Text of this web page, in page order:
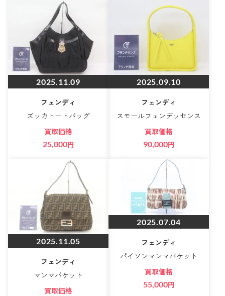
2025.11.09
フェンディ
ズッカトートバッグ
買取価格
25,000円
2025.09.10
フェンディ
スモールフェンデッセンス
買取価格
90,000円
2025.11.05
フェンディ
マンマバケット
買取価格
2025.07.04
フェンディ
パイソンマンマバケット
買取価格
55,000円